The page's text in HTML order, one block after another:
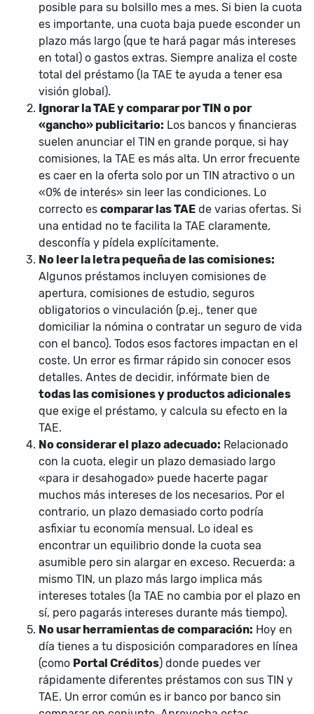
posible para su bolsillo mes a mes. Si bien la cuota
es importante, una cuota baja puede esconder un
plazo más largo (que te hará pagar más intereses
en total) o gastos extras. Siempre analiza el coste
total del préstamo (la TAE te ayuda a tener esa
visión global).
Ignorar la TAE y comparar por TIN o por
«gancho» publicitario: Los bancos y financieras
suelen anunciar el TIN en grande porque, si hay
comisiones, la TAE es más alta. Un error frecuente
es caer en la oferta solo por un TIN atractivo o un
«0% de interés» sin leer las condiciones. Lo
correcto es comparar las TAE de varias ofertas. Si
una entidad no te facilita la TAE claramente,
desconfía y pídela explícitamente.
No leer la letra pequeña de las comisiones:
Algunos préstamos incluyen comisiones de
apertura, comisiones de estudio, seguros
obligatorios o vinculación (p.ej., tener que
domiciliar la nómina o contratar un seguro de vida
con el banco). Todos esos factores impactan en el
coste. Un error es firmar rápido sin conocer esos
detalles. Antes de decidir, infórmate bien de
todas las comisiones y productos adicionales
que exige el préstamo, y calcula su efecto en la
TAE.
No considerar el plazo adecuado: Relacionado
con la cuota, elegir un plazo demasiado largo
«para ir desahogado» puede hacerte pagar
muchos más intereses de los necesarios. Por el
contrario, un plazo demasiado corto podría
asfixiar tu economía mensual. Lo ideal es
encontrar un equilibrio donde la cuota sea
asumible pero sin alargar en exceso. Recuerda: a
mismo TIN, un plazo más largo implica más
intereses totales (la TAE no cambia por el plazo en
sí, pero pagarás intereses durante más tiempo).
No usar herramientas de comparación: Hoy en
día tienes a tu disposición comparadores en línea
(como Portal Créditos) donde puedes ver
rápidamente diferentes préstamos con sus TIN y
TAE. Un error común es ir banco por banco sin